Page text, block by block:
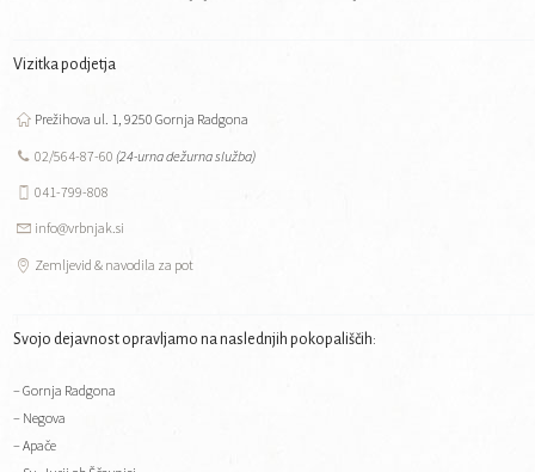
Vizitka podjetja
Prežihova ul. 1, 9250 Gornja Radgona
02/564-87-60 (24-urna dežurna služba)
041-799-808
info@vrbnjak.si
Zemljevid & navodila za pot
Svojo dejavnost opravljamo na naslednjih pokopališčih:
– Gornja Radgona
– Negova
– Apače